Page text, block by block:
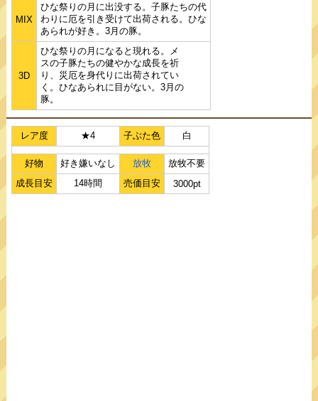
MIX
ひな祭りの月に出没する。子豚たちの代
わりに厄を引き受けて出荷される。ひな
あられが好き。3月の豚。
3D
ひな祭りの月になると現れる。メ
スの子豚たちの健やかな成長を祈
り、災厄を身代りに出荷されてい
く。ひなあられに目がない。3月の
豚。
レア度 ★4 子ぶた色 白
好物 好き嫌いなし 放牧
放牧不要
成長目安
14時間 売価目安 3000pt